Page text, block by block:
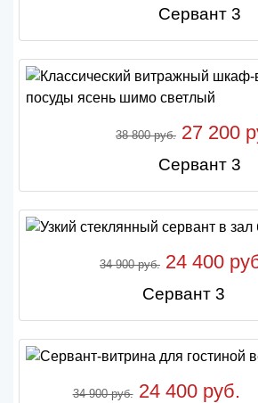
Сервант 3
38 800 руб. 27 200
Сервант 3
34 900 руб. 24 400
Сервант 3
34 900 руб.24 400 руб.